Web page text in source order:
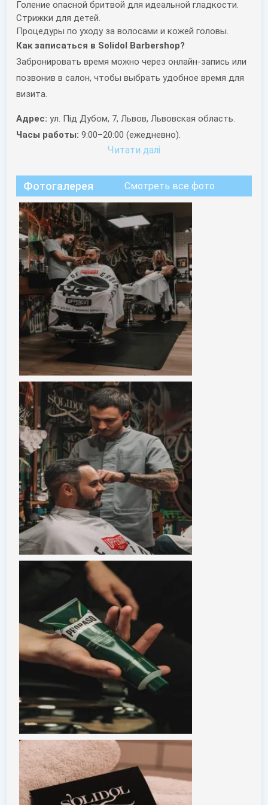
Голение опасной бритвой для идеальной гладкости.
Стрижки для детей.
Процедуры по уходу за волосами и кожей головы.
Как записаться в Solidol Barbershop?
Забронировать время можно через онлайн-запись или
позвонив в салон, чтобы выбрать удобное время для
визита.
Адрес: ул. Під Дубом, 7, Львов, Львовская область.
Часы работы: 9:00–20:00 (ежедневно).
Читати далi
Фотогалерея Смотреть все фото